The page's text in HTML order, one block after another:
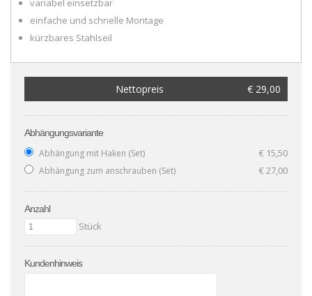
variabel einsetzbar
einfache und schnelle Montage
kürzbares Stahlseil
Nettopreis € 29,00
Abhängungsvariante
Abhängung mit Haken (Set) € 15,50
Abhängung zum anschrauben (Set) € 27,00
Anzahl
Stück
Kundenhinweis